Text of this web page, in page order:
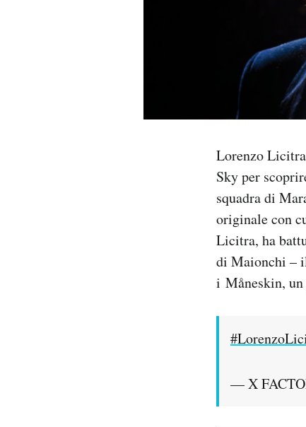
Lorenzo
Sky per
squadra di
originale con
Licitra, ha
di Maionchi –
i Måneskin,
— X